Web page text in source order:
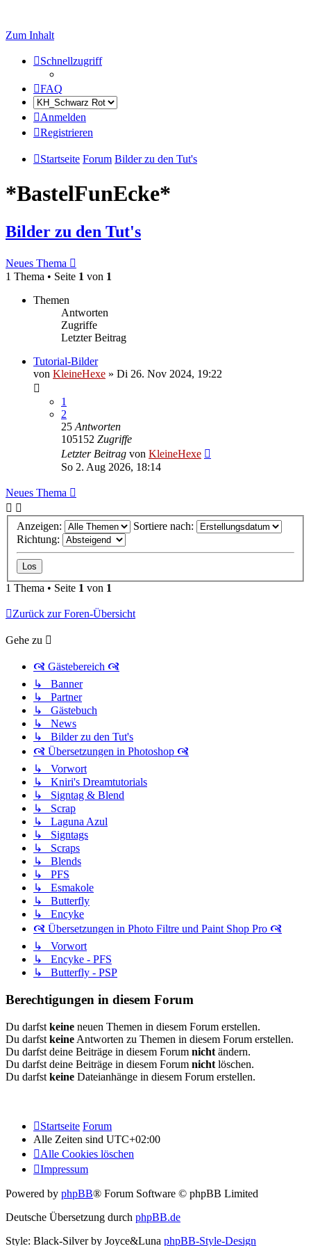
Zum Inhalt
Schnellzugriff
FAQ
Anmelden
Registrieren
Startseite Forum Bilder zu den Tut's
*BastelFunEcke*
Bilder zu den Tut's
Neues Thema
1 Thema • Seite 1 von 1
Themen
Antworten
Zugriffe
Letzter Beitrag
Tutorial-Bilder
von KleineHexe » Di 26. Nov 2024, 19:22
1
2
25 Antworten
105152 Zugriffe
Letzter Beitrag von KleineHexe
So 2. Aug 2026, 18:14
Neues Thema
Anzeigen:
Sortiere nach:
Richtung:
1 Thema • Seite 1 von 1
Zurück zur Foren-Übersicht
Gehe zu
🙧 Gästebereich 🙧
↳ Banner
↳ Partner
↳ Gästebuch
↳ News
↳ Bilder zu den Tut's
🙧 Übersetzungen in Photoshop 🙧
↳ Vorwort
↳ Kniri's Dreamtutorials
↳ Signtag & Blend
↳ Scrap
↳ Laguna Azul
↳ Signtags
↳ Scraps
↳ Blends
↳ PFS
↳ Esmakole
↳ Butterfly
↳ Encyke
🙧 Übersetzungen in Photo Filtre und Paint Shop Pro 🙧
↳ Vorwort
↳ Encyke - PFS
↳ Butterfly - PSP
Berechtigungen in diesem Forum
Du darfst keine neuen Themen in diesem Forum erstellen.
Du darfst keine Antworten zu Themen in diesem Forum erstellen.
Du darfst deine Beiträge in diesem Forum nicht ändern.
Du darfst deine Beiträge in diesem Forum nicht löschen.
Du darfst keine Dateianhänge in diesem Forum erstellen.
Startseite Forum
Alle Zeiten sind UTC+02:00
Alle Cookies löschen
Impressum
Powered by phpBB® Forum Software © phpBB Limited
Deutsche Übersetzung durch phpBB.de
Style: Black-Silver by Joyce&Luna phpBB-Style-Design